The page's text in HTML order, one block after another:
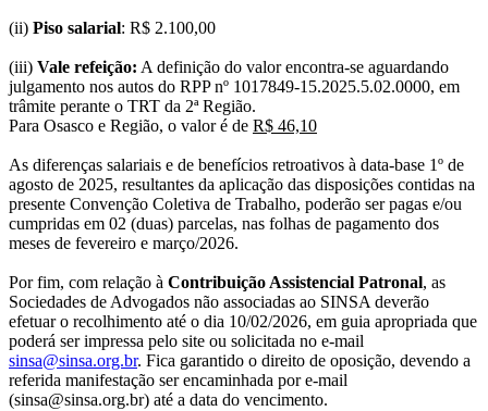
(ii) Piso salarial: R$ 2.100,00
(iii) Vale refeição: A definição do valor encontra-se aguardando
julgamento nos autos do RPP nº 1017849-15.2025.5.02.0000, em
trâmite perante o TRT da 2ª Região.
Para Osasco e Região, o valor é de R$ 46,10
As diferenças salariais e de benefícios retroativos à data-base 1º de
agosto de 2025, resultantes da aplicação das disposições contidas na
presente Convenção Coletiva de Trabalho, poderão ser pagas e/ou
cumpridas em 02 (duas) parcelas, nas folhas de pagamento dos
meses de fevereiro e março/2026.
Por fim, com relação à Contribuição Assistencial Patronal, as
Sociedades de Advogados não associadas ao SINSA deverão
efetuar o recolhimento até o dia 10/02/2026, em guia apropriada que
poderá ser impressa pelo site ou solicitada no e-mail
sinsa@sinsa.org.br. Fica garantido o direito de oposição, devendo a
referida manifestação ser encaminhada por e-mail
(sinsa@sinsa.org.br) até a data do vencimento.